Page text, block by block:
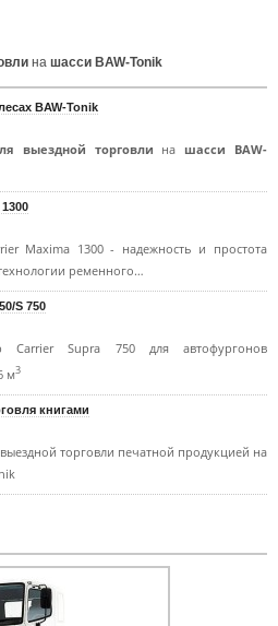
на шасси BAW-Tonik
BAW-Tonik
выездной торговли на шасси BAW-
Maxima 1300 - надежность и простота
ременного…
S 750
Carrier Supra 750 для автофургонов
м3
книгами
торговли печатной продукцией на